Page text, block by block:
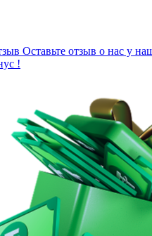
Оставьте отзыв о нас у
!